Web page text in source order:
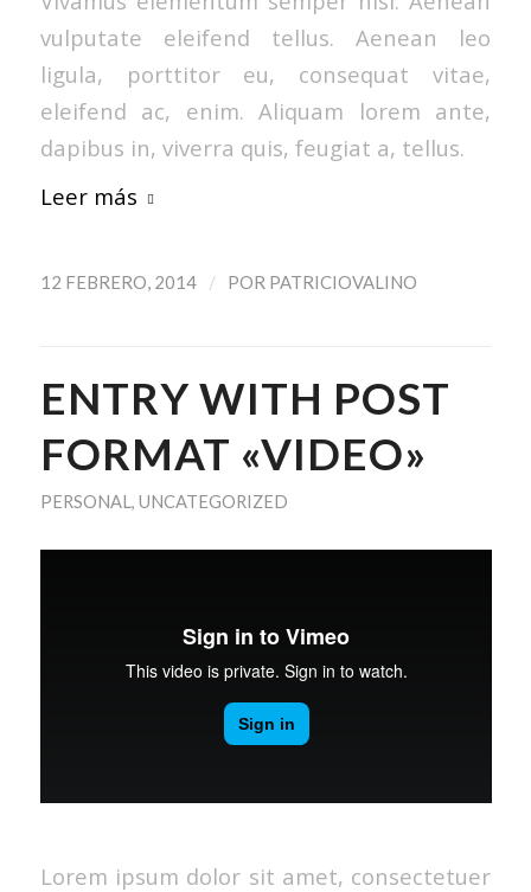
vulputate eleifend tellus. Aenean leo
ligula, porttitor eu, consequat vitae,
eleifend ac, enim. Aliquam lorem ante,
dapibus in, viverra quis, feugiat a, tellus.
Leer más
12 FEBRERO, 2014 / POR PATRICIOVALINO
ENTRY WITH POST
FORMAT «VIDEO»
PERSONAL, UNCATEGORIZED
Lorem ipsum dolor sit amet, consectetuer